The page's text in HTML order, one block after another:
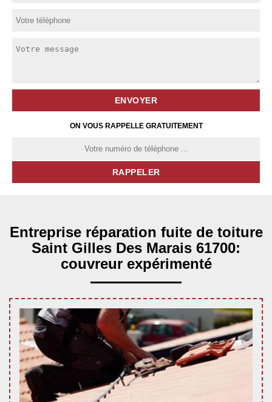
ON VOUS RAPPELLE GRATUITEMENT
Entreprise réparation fuite de toiture
Saint Gilles Des Marais 61700:
couvreur expérimenté